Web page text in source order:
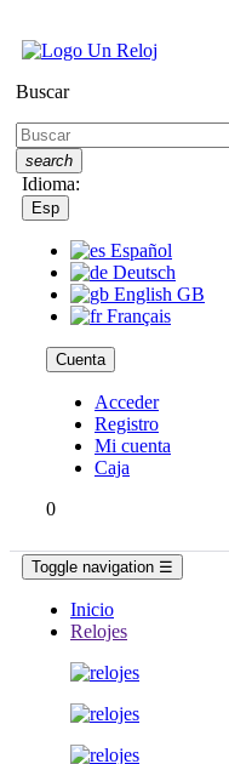
Buscar
search
Idioma:
Esp
Español
Deutsch
English GB
Français
Cuenta
Acceder
Registro
Mi cuenta
Caja
0
Toggle navigation ☰
Inicio
Relojes